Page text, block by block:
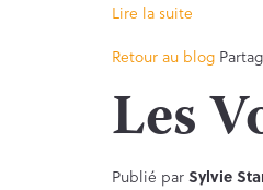
Lire la suite
Retour au blog
Les
Publié parSylvie